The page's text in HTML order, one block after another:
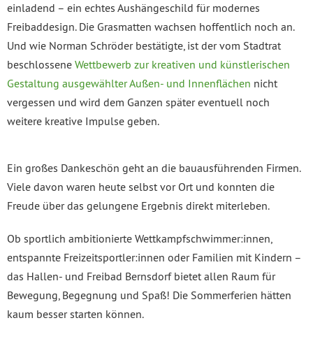
einladend – ein echtes Aushängeschild für modernes
Freibaddesign. Die Grasmatten wachsen hoffentlich noch an.
Und wie Norman Schröder bestätigte, ist der vom Stadtrat
beschlossene Wettbewerb zur kreativen und künstlerischen
Gestaltung ausgewählter Außen- und Innenflächen nicht
vergessen und wird dem Ganzen später eventuell noch
weitere kreative Impulse geben.
Ein großes Dankeschön geht an die bauausführenden Firmen.
Viele davon waren heute selbst vor Ort und konnten die
Freude über das gelungene Ergebnis direkt miterleben.
Ob sportlich ambitionierte Wettkampfschwimmer:innen,
entspannte Freizeitsportler:innen oder Familien mit Kindern –
das Hallen- und Freibad Bernsdorf bietet allen Raum für
Bewegung, Begegnung und Spaß! Die Sommerferien hätten
kaum besser starten können.